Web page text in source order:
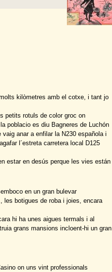
kilòmetres amb el cotxe, i tant jo
petits rotuls de color groc on
poblacio es diu Bagneres de Luchón
anar a enfilar la N230 española i
l´estreta carretera local D125
estar en desús perque les vies están
en un gran bulevar
les botigues de roba i joies, encara
hi ha unes aigues termals i al
grans mansions incloent-hi un gran
on uns vint professionals